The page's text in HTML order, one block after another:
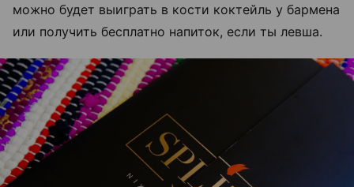
можно будет выиграть в кости коктейль у бармена
или получить бесплатно напиток, если ты левша.